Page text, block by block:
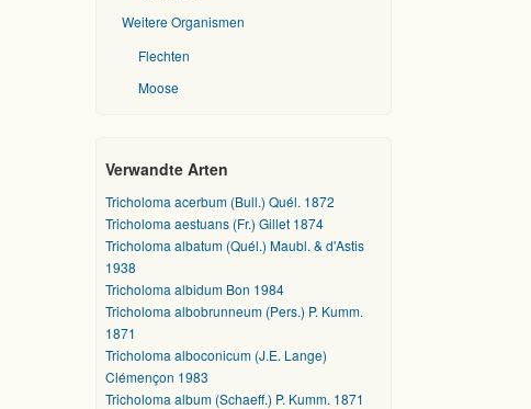
Weitere Organismen
Flechten
Moose
Verwandte Arten
Tricholoma acerbum (Bull.) Quél. 1872
Tricholoma aestuans (Fr.) Gillet 1874
Tricholoma albatum (Quél.) Maubl. & d'Astis
1938
Tricholoma albidum Bon 1984
Tricholoma albobrunneum (Pers.) P. Kumm.
1871
Tricholoma alboconicum (J.E. Lange)
Clémençon 1983
Tricholoma album (Schaeff.) P. Kumm. 1871